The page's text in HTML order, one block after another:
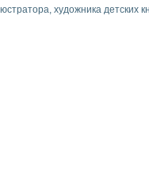
художника детских